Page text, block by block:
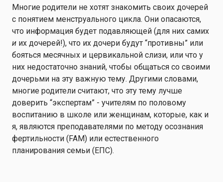
Многие родители не хотят знакомить своих дочерей
с понятием менструального цикла. Они опасаются,
что информация будет подавляющей (для них самих
и их дочерей!), что их дочери будут “противны” или
бояться месячных и цервикальной слизи, или что у
них недостаточно знаний, чтобы общаться со своими
дочерьми на эту важную тему. Другими словами,
многие родители считают, что эту тему лучше
доверить “экспертам” - учителям по половому
воспитанию в школе или женщинам, которые, как и
я, являются преподавателями по методу осознания
фертильности (FAM) или естественного
планирования семьи (ЕПС).